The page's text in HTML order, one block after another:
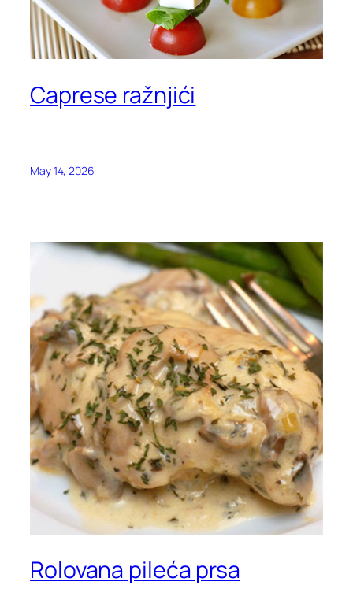
Caprese ražnjići
May 14, 2026
Rolovana pileća prsa